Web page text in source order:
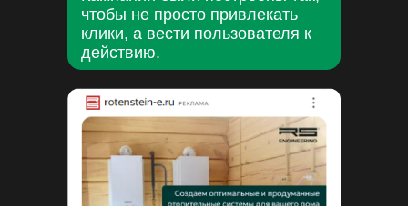
чтобы не просто привлекать
клики, а вести пользователя к
действию.